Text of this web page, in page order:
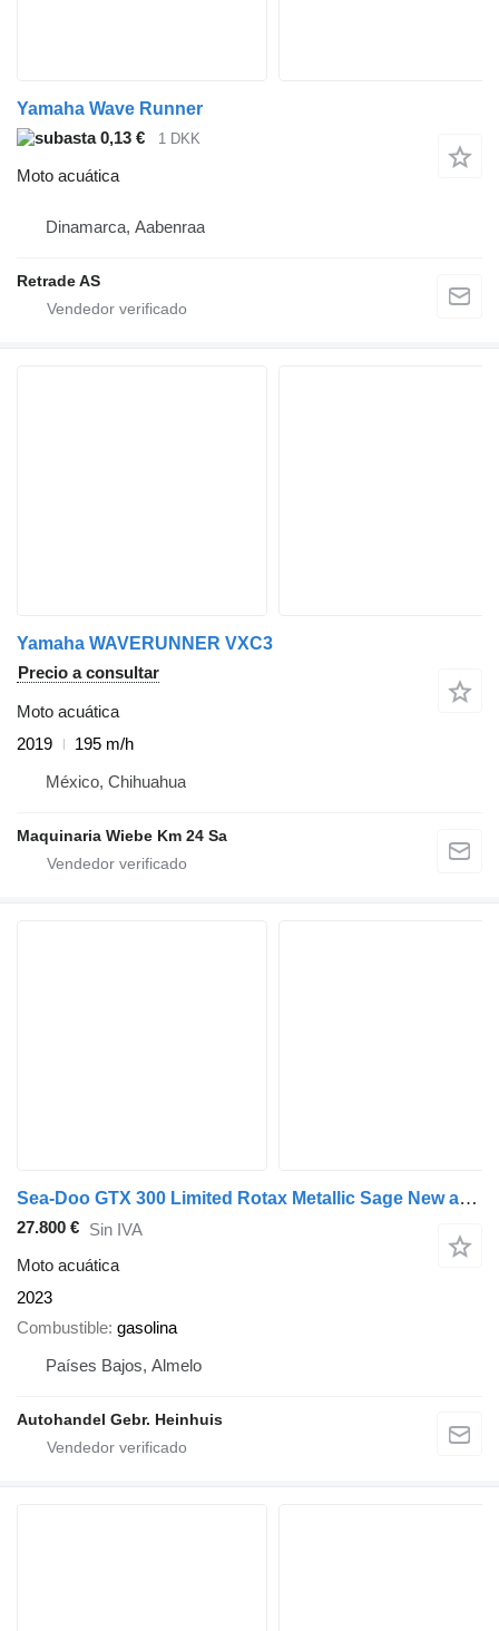
Yamaha Wave Runner
0,13 €
1 DKK
Moto acuática
Dinamarca, Aabenraa
Retrade AS
Yamaha WAVERUNNER VXC3
Precio a consultar
Moto acuática
2019
195 m/h
México, Chihuahua
Maquinaria Wiebe Km 24 Sa
Sea-Doo GTX 300 Limited Rotax Metallic Sage New and Unused!
27.800 € Sin IVA
Moto acuática
2023
Combustible gasolina
Países Bajos, Almelo
Autohandel Gebr. Heinhuis